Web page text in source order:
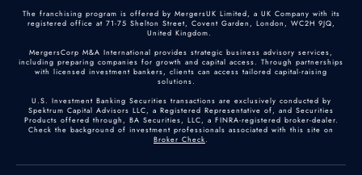
The franchising program is offered by MergersUK Limited, a UK Company with its
registered office at 71-75 Shelton Street, Covent Garden, London, WC2H 9JQ,
United Kingdom.
MergersCorp M&A International provides strategic business advisory services,
including preparing companies for growth and capital access. Through partnerships
with licensed investment bankers, clients can access tailored capital-raising
solutions.
U.S. Investment Banking Securities transactions are exclusively conducted by
Spektrum Capital Advisors LLC, a Registered Representative of, and Securities
Products offered through, BA Securities, LLC, a FINRA-registered broker-dealer.
Check the background of investment professionals associated with this site on
Broker Check.